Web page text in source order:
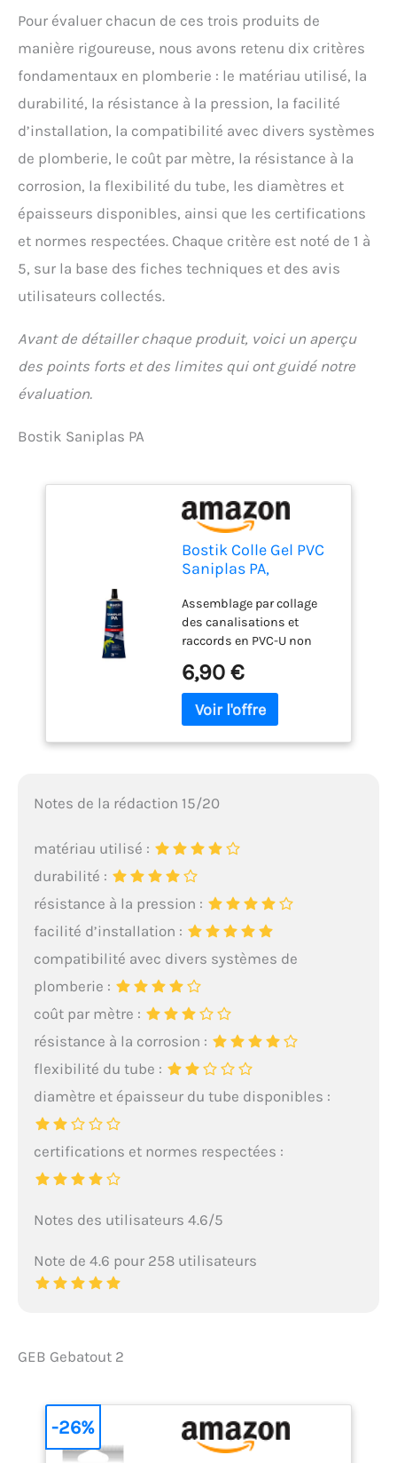
Pour évaluer chacun de ces trois produits de
manière rigoureuse, nous avons retenu dix critères
fondamentaux en plomberie : le matériau utilisé, la
durabilité, la résistance à la pression, la facilité
d’installation, la compatibilité avec divers systèmes
de plomberie, le coût par mètre, la résistance à la
corrosion, la flexibilité du tube, les diamètres et
épaisseurs disponibles, ainsi que les certifications
et normes respectées. Chaque critère est noté de 1 à
5, sur la base des fiches techniques et des avis
utilisateurs collectés.
Avant de détailler chaque produit, voici un aperçu
des points forts et des limites qui ont guidé notre
évaluation.
Bostik Saniplas PA
Bostik Colle Gel PVC
Saniplas PA,
Raccords PVC Rigide
non plasifiés, Tous
réseaux, Compatible
Eau Potable, Tube de
125ml, Incolore
Assemblage par collage
des canalisations et
raccords en PVC-U non
réalisation de réseaux
d'eaux destinés à la
consommation humaine,
lignes souterraines de
Potabilité : bénéficie d'une
sanitaire (ACS) délivrée
par un laboratoire agréé
par le Ministère de la
Santé Certifié par le CSTB
Aspect gel : application
facile, ne coule pas
Contenu de livraison : 1
tube de 125ml de colle
SANIPLAS PA
6,90 €
Notes de la rédaction 15/20
matériau utilisé :
durabilité :
résistance à la pression :
facilité d’installation :
compatibilité avec divers systèmes de
plomberie :
coût par mètre :
résistance à la corrosion :
flexibilité du tube :
diamètre et épaisseur du tube disponibles :
certifications et normes respectées :
Notes des utilisateurs 4.6/5
Note de 4.6 pour 258 utilisateurs
GEB Gebatout 2
-26%